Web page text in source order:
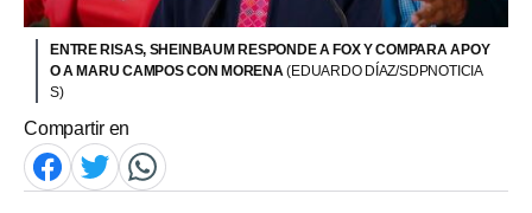
ENTRE RISAS, SHEINBAUM RESPONDE A FOX Y COMPARA APOY
O A MARU CAMPOS CON MORENA(EDUARDO DÍAZ/SDPNOTICIA
S)
Compartir en